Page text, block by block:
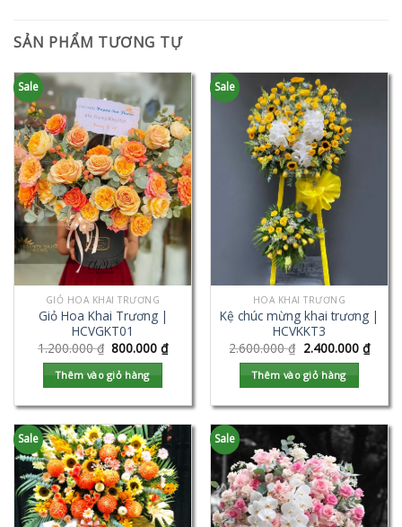
SẢN PHẨM TƯƠNG TỰ
Sale
GIỎ HOA KHAI TRƯƠNG
Giỏ Hoa Khai Trương |
HCVGKT01
1.200.000₫ 800.000₫
Thêm vào giỏ hàng
Sale
HOA KHAI TRƯƠNG
Kệ chúc mừng khai trương |
HCVKKT3
2.600.000₫ 2.400.000 ₫
Thêm vào giỏ hàng
Sale Sale